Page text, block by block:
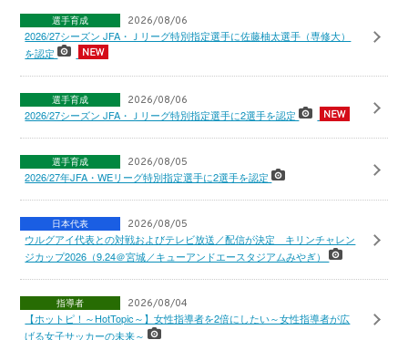
選手育成 2026/08/06
2026/27シーズン JFA・Ｊリーグ特別指定選手に佐藤柚太選手（専修大）
を認定
選手育成 2026/08/06
2026/27シーズン JFA・Ｊリーグ特別指定選手に2選手を認定
選手育成 2026/08/05
2026/27年JFA・WEリーグ特別指定選手に2選手を認定
日本代表 2026/08/05
ウルグアイ代表との対戦およびテレビ放送／配信が決定 キリンチャレン
ジカップ2026（9.24＠宮城／キューアンドエースタジアムみやぎ）
指導者 2026/08/04
【ホットピ！～HotTopic～】女性指導者を2倍にしたい～女性指導者が広
げる女子サッカーの未来～